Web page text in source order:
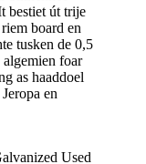
bestiet út trije
board en
tusken de 0,5
foar
as haaddoel
en